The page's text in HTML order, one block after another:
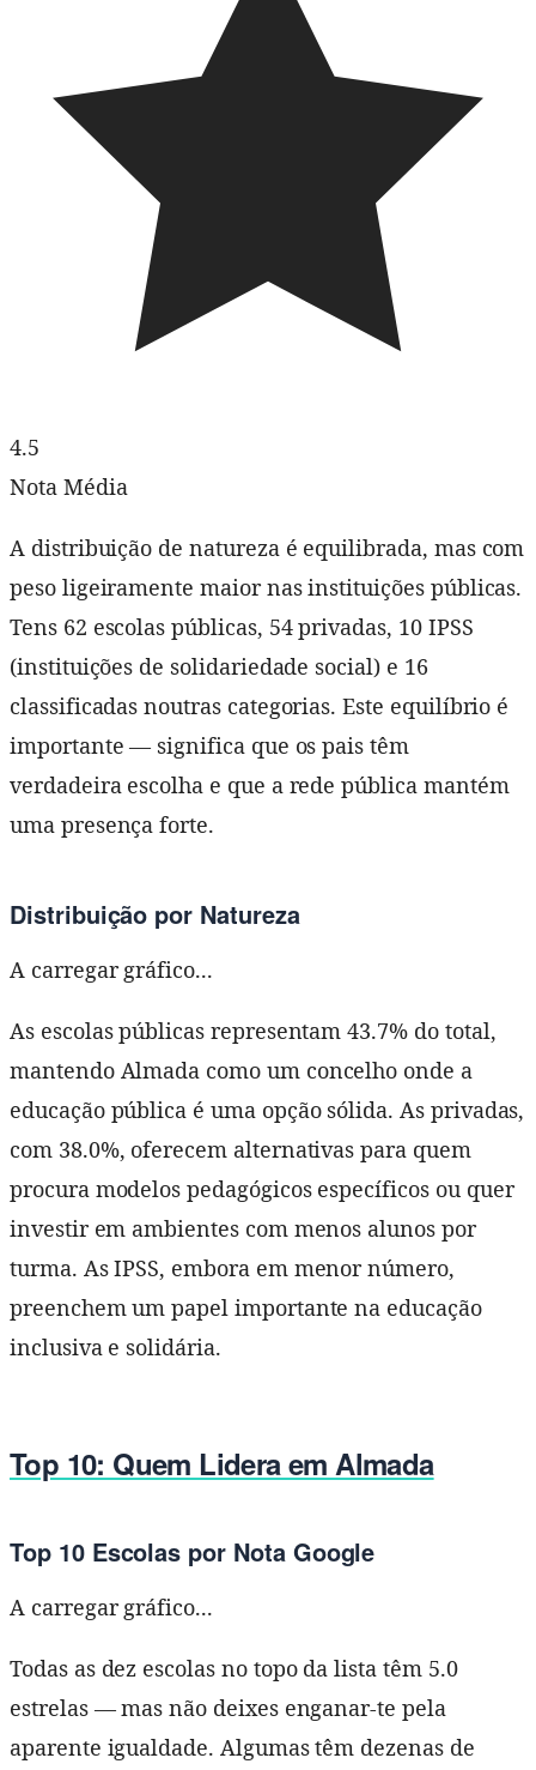
4.5
Nota Média
A distribuição de natureza é equilibrada, mas com
peso ligeiramente maior nas instituições públicas.
Tens 62 escolas públicas, 54 privadas, 10 IPSS
(instituições de solidariedade social) e 16
classificadas noutras categorias. Este equilíbrio é
importante — significa que os pais têm
verdadeira escolha e que a rede pública mantém
uma presença forte.
Distribuição por Natureza
A carregar gráfico...
As escolas públicas representam 43.7% do total,
mantendo Almada como um concelho onde a
educação pública é uma opção sólida. As privadas,
com 38.0%, oferecem alternativas para quem
procura modelos pedagógicos específicos ou quer
investir em ambientes com menos alunos por
turma. As IPSS, embora em menor número,
preenchem um papel importante na educação
inclusiva e solidária.
Top 10: Quem Lidera em Almada
Top 10 Escolas por Nota Google
A carregar gráfico...
Todas as dez escolas no topo da lista têm 5.0
estrelas — mas não deixes enganar-te pela
aparente igualdade. Algumas têm dezenas de